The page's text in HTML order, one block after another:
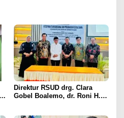
Direktur RSUD drg. Clara
Gobel Boalemo, dr. Roni H.